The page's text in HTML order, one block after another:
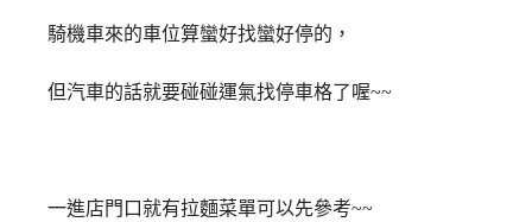
騎機車來的車位算蠻好找蠻好停的，
但汽車的話就要碰碰運氣找停車格了喔~~
一進店門口就有拉麵菜單可以先參考~~